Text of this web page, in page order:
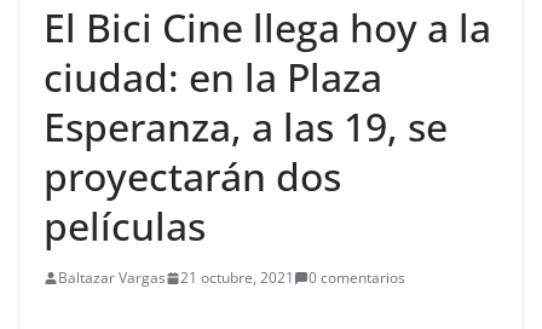
El Bici Cine llega hoy a la
ciudad: en la Plaza
Esperanza, a las 19, se
proyectarán dos
películas
Baltazar Vargas 21 octubre, 2021 0 comentarios